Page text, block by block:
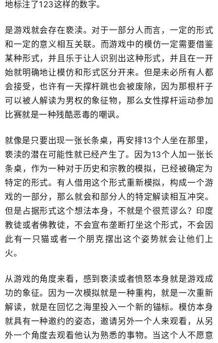
地标注了123​这样的数字。
是游戏就会存在亵渎。对于一部分人而言，一定的形式
和一定的意义相互​关联。而游戏中的模仿一定需要借鉴
某种形式，并且乐于让人识别出这种形式，并且在一开
始就明确地让模仿和​形式区分开来。但是未必所有人都
会接受，也许有一天撑杆跳也会被废除，因为那根杆子
可以被人解读为男权的象征物，​那么女性撑杆运动参加
比赛就是一种残酷恶毒的嘲讽。
就像是只要出现一张长条桌，再安排13个人坐在那里，​
亵渎的潜在可能性就已经产生了。因为13个人加一张长
条桌，作为一种对于历史和宗教的模拟，已经被确定为​
特定的形式。有人借用这个形式重新模拟，构成一个游
戏的一部分，那么就会和部分人的​特定解读相互冲突。
但是占据形式这个想法本身，不就是个很​荒谬么？印度
教徒或者佛教徒，不会宣布垄断​打坐这个形式，不会因
此有一只猫或者一个朋克​摆出这个姿势就会让他们上
火。
从游戏的角度来看，感到亵渎或者愤怒​本身就是游戏成
功的象征。因为一次模拟就是一种重构，就是一次重新
解读，就是在​回忆之海里投入一个新的锚标。模仿本身
就具有一种邀约的姿态，邀请另外一个人来观看，​从另
外一个角度去观看他认为熟悉的事物。当这个人不愿意